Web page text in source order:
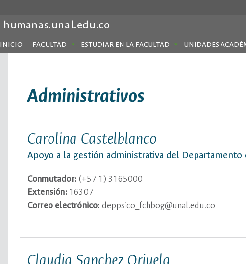
humanas.unal.edu.co
INICIO FACULTAD ESTUDIAR EN LA FACULTAD UNIDADES
Administrativos
Carolina Castelblanco
Apoyo a la gestión administrativa del Departamento
Conmutador: (+57 1) 3165000
Extensión:16307
Correo electrónico: deppsico_fchbog@unal.edu.co